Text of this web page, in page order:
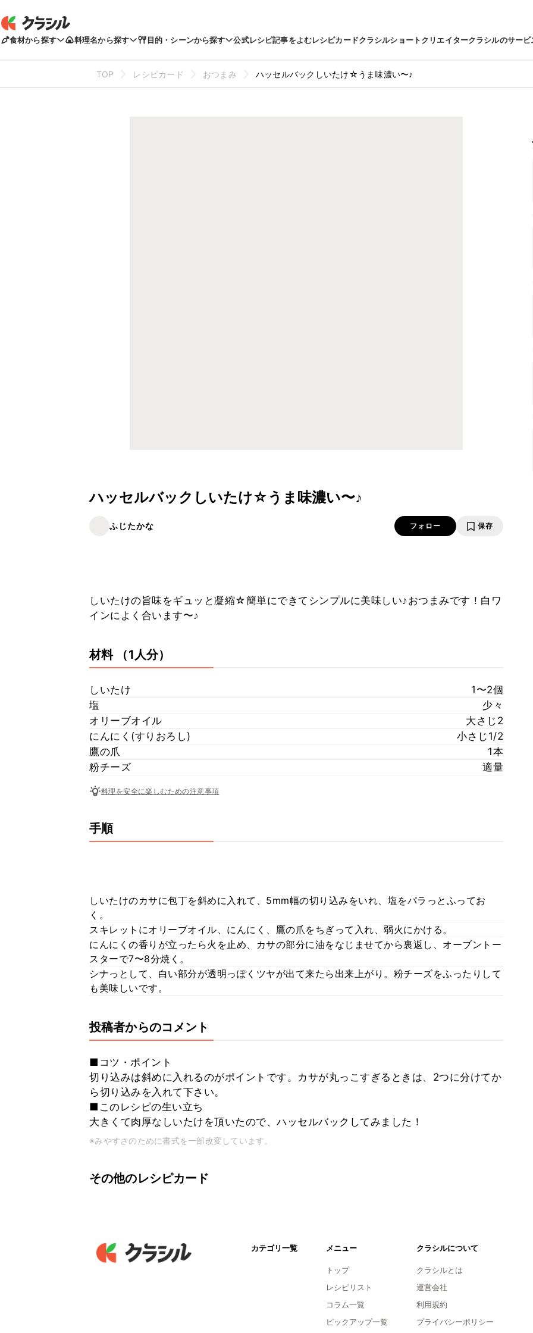
食材から探す 料理名から探す 目的・シーンから探す 公式レシピ記事をよむレシピカードクラシルショートクリエイタークラシルのサービ
TOP レシピカード おつまみ ハッセルバックしいたけ☆うま味濃い〜♪
ハッセルバックしいたけ☆うま味濃い〜♪
ふじたかな フォロー 保存
しいたけの旨味をギュッと凝縮☆簡単にできてシンプルに美味しい♪おつまみです！白ワ
インによく合います〜♪
材料 （1人分）
しいたけ
1〜2個
塩
少々
オリーブオイル
大さじ2
にんにく(すりおろし)
小さじ1/2
鷹の爪
1本
粉チーズ
適量
料理を安全に楽しむための注意事項
手順
しいたけのカサに包丁を斜めに入れて、5mm幅の切り込みをいれ、塩をパラっとふってお
く。
スキレットにオリーブオイル、にんにく、鷹の爪をちぎって入れ、弱火にかける。
にんにくの香りが立ったら火を止め、カサの部分に油をなじませてから裏返し、オーブントー
スターで7〜8分焼く。
シナっとして、白い部分が透明っぽくツヤが出て来たら出来上がり。粉チーズをふったりして
も美味しいです。
投稿者からのコメント
■コツ・ポイント
切り込みは斜めに入れるのがポイントです。カサが丸っこすぎるときは、2つに分けてか
ら切り込みを入れて下さい。
■このレシピの生い立ち
大きくて肉厚なしいたけを頂いたので、ハッセルバックしてみました！
※みやすさのために書式を一部改変しています。
その他のレシピカード
カテゴリ一覧 メニュー
トップ
レシピリスト
コラム一覧
ピックアップ一覧
クラシルについて
クラシルとは
運営会社
利用規約
プライバシーポリシー